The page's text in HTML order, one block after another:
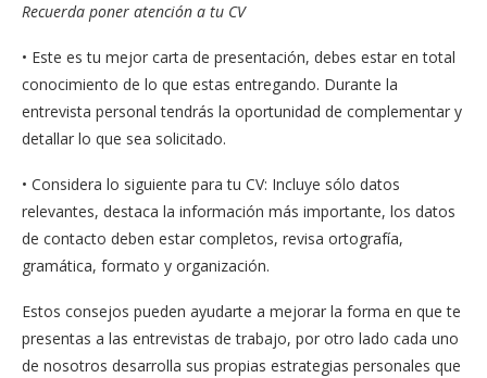
Recuerda poner atención a tu CV
• Este es tu mejor carta de presentación, debes estar en total
conocimiento de lo que estas entregando. Durante la
entrevista personal tendrás la oportunidad de complementar y
detallar lo que sea solicitado.
• Considera lo siguiente para tu CV: Incluye sólo datos
relevantes, destaca la información más importante, los datos
de contacto deben estar completos, revisa ortografía,
gramática, formato y organización.
Estos consejos pueden ayudarte a mejorar la forma en que te
presentas a las entrevistas de trabajo, por otro lado cada uno
de nosotros desarrolla sus propias estrategias personales que